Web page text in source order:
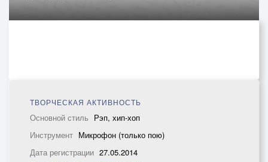
ТВОРЧЕСКАЯ АКТИВНОСТЬ
Основной стиль Рэп, хип-хоп
Инструмент Микрофон (только пою)
Дата регистрации 27.05.2014